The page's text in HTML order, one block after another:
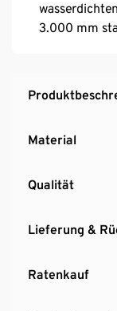
3.000 mm
Material
Qualität
Lieferung &
Ratenkauf